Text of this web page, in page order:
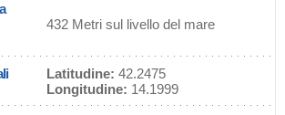
432 Metri sul livello del mare
Latitudine: 42.2475
Longitudine: 14.1999